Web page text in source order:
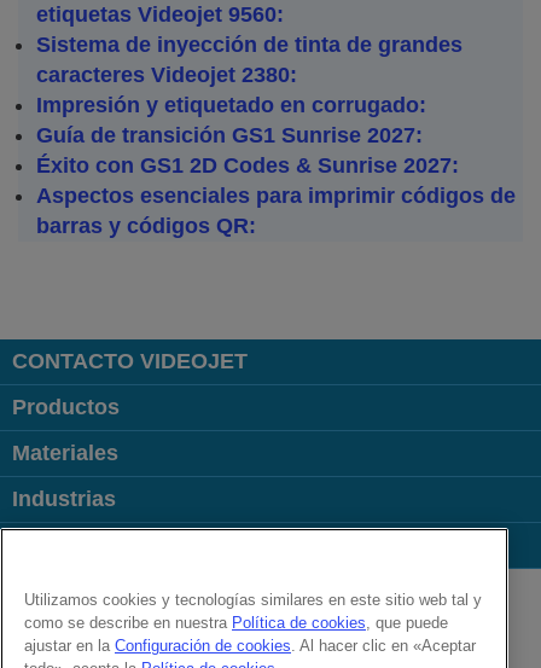
etiquetas Videojet 9560:
Sistema de inyección de tinta de grandes
caracteres Videojet 2380:
Impresión y etiquetado en corrugado:
Guía de transición GS1 Sunrise 2027:
Éxito con GS1 2D Codes & Sunrise 2027:
Aspectos esenciales para imprimir códigos de
barras y códigos QR:
CONTACTO VIDEOJET
Productos
Materiales
Industrias
© 2026 Videojet Technologies Inc.
Utilizamos cookies y tecnologías similares en este sitio web tal y
como se describe en nuestra Política de cookies, que puede
ajustar en la Configuración de cookies. Al hacer clic en «Aceptar